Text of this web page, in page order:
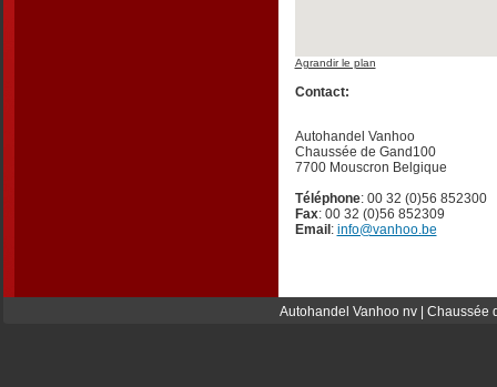
Agrandir le plan
Contact:
Autohandel Vanhoo
Chaussée de Gand100
7700 Mouscron Belgique
Téléphone: 00 32 (0)56 852300
Fax: 00 32 (0)56 852309
Email : info@vanhoo.be
Autohandel Vanhoo nv | Chaussée